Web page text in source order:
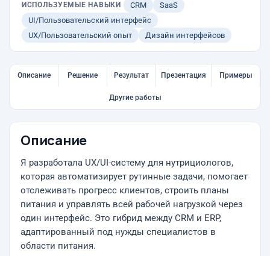
ИСПОЛЬЗУЕМЫЕ НАВЫКИ CRM
SaaS
UI/Пользовательский интерфейс
UX/Пользовательский опыт
Дизайн интерфейсов
Описание Решение Результат Презентация Примеры
Другие работы
Описание
Я разработала UX/UI-систему для нутрициологов,
которая автоматизирует рутинные задачи, помогает
отслеживать прогресс клиентов, строить планы
питания и управлять всей рабочей нагрузкой через
один интерфейс. Это гибрид между CRM и ERP,
адаптированный под нужды специалистов в
области питания.